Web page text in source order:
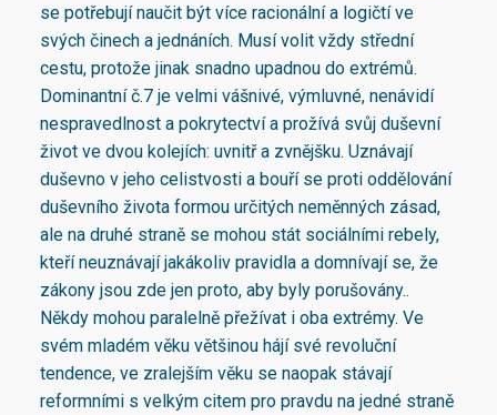
se potřebují naučit být více racionální a logičtí ve
svých činech a jednáních. Musí volit vždy střední
cestu, protože jinak snadno upadnou do extrémů.
Dominantní č.7 je velmi vášnivé, výmluvné, nenávidí
nespravedlnost a pokrytectví a prožívá svůj duševní
život ve dvou kolejích: uvnitř a zvnějšku. Uznávají
duševno v jeho celistvosti a bouří se proti oddělování
duševního života formou určitých neměnných zásad,
ale na druhé straně se mohou stát sociálními rebely,
kteří neuznávají jakákoliv pravidla a domnívají se, že
zákony jsou zde jen proto, aby byly porušovány..
Někdy mohou paralelně přežívat i oba extrémy. Ve
svém mladém věku většinou hájí své revoluční
tendence, ve zralejším věku se naopak stávají
reformními s velkým citem pro pravdu na jedné straně